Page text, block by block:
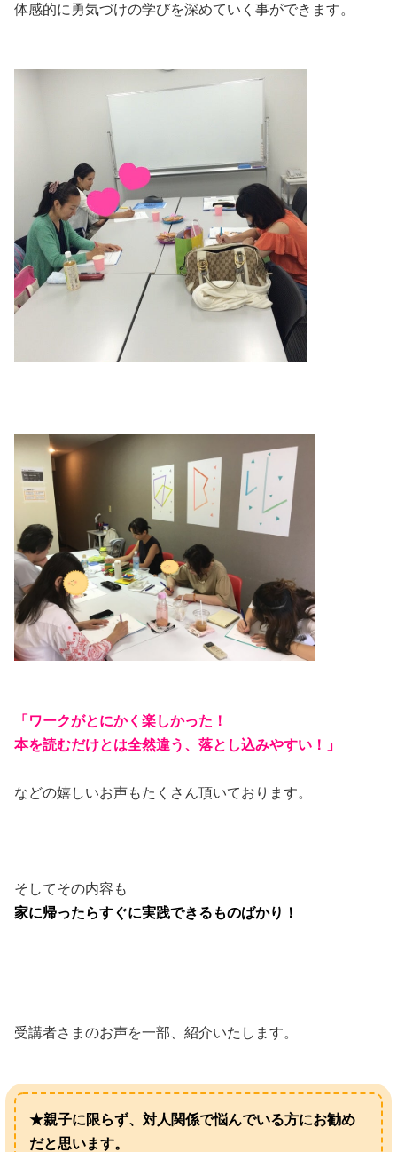
体感的に勇気づけの学びを深めていく事ができます。
「ワークがとにかく楽しかった！
本を読むだけとは全然違う、落とし込みやすい！」
などの嬉しいお声もたくさん頂いております。
そしてその内容も
家に帰ったらすぐに実践できるものばかり！
受講者さまのお声を一部、紹介いたします。
★親子に限らず、対人関係で悩んでいる方にお勧め
だと思います。